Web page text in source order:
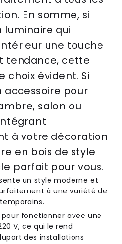
En somme, si
luminaire qui
une touche
tendance, cette
choix évident. Si
accessoire pour
salon ou
à votre décoration
en bois de style
parfait pour vous.
un style moderne et
à une variété de
pour fonctionner avec une
V, ce qui le rend
des installations